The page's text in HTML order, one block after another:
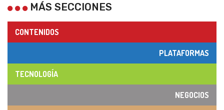
MÁS SECCIONES
CONTENIDOS
PLATAFORMAS
TECNOLOGÍA
NEGOCIOS